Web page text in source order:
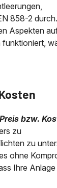
858-2 durch.
Aspekten
Preis bzw.
zu
zu
ohne
Ihre